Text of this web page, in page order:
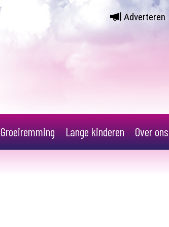
Adverteren
Groeiremming Lange kinderen Over ons